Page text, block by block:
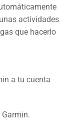
actividades
que hacerlo
a tu cuenta